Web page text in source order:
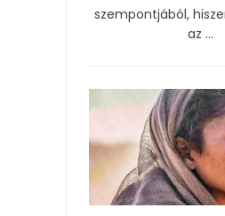
szempontjából,
az ...